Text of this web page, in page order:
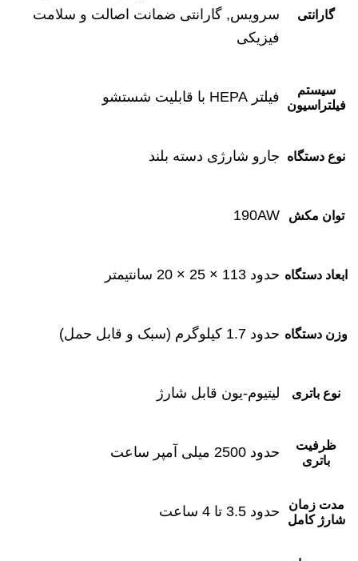
گارانتی
سرویس, گارانتی ضمانت اصالت و سلامت
فیزیکی
سیستم
فیلتراسیون
فیلتر HEPA با قابلیت شستشو
نوع دستگاه جارو شارژی دسته بلند
توان مکش 190AW
ابعاد دستگاه حدود 113 × 25 × 20 سانتیمتر
وزن دستگاه حدود 1.7 کیلوگرم (سبک و قابل حمل)
نوع باتری لیتیوم-یون قابل شارژ
ظرفیت
باتری
حدود 2500 میلی آمپر ساعت
مدت زمان
شارژ کامل
حدود 3.5 تا 4 ساعت